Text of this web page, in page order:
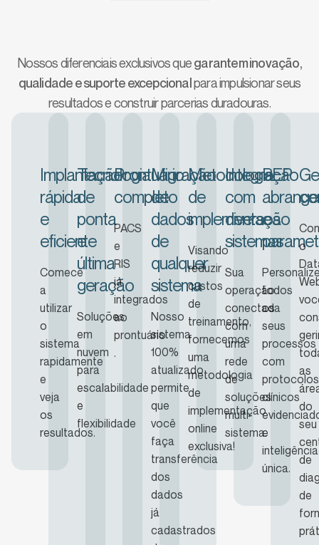
Nossos diferenciais exclusivos quegarantem inovação,
qualidade e suporte excepcionalpara impulsionar seus
resultados e construir parcerias duradouras.
Implantação
rápida
e
eficiente
Comece
a
utilizar
o
sistema
rapidamente
e
veja
os
resultados.
Tecnologia
de
ponta
e
última
geração
Soluções
em
nuvem
para
escalabilidade
e
flexibilidade
Prontuário
completo
PACS
e
RIS
já
integrados
ao
prontuário
.
Migração
de
dados
de
qualquer
sistema
Nosso
sistema
100%
atualizado
permite
que
você
faça
transferência
dos
dados
já
cadastrados
Metodologia
de
implementação
Visando
reduzir
custos
de
treinamento,
fornecemos
uma
metodologia
de
implementação
online
exclusiva!
Integração
com
diversos
sistemas
Sua
operação
conectada
com
uma
rede
de
soluções
multi-
sistema.
PEP
e
todos
os
seus
processos
com
protocolos
clínicos
e
inteligência
única.
o
as
do
seu
de
de